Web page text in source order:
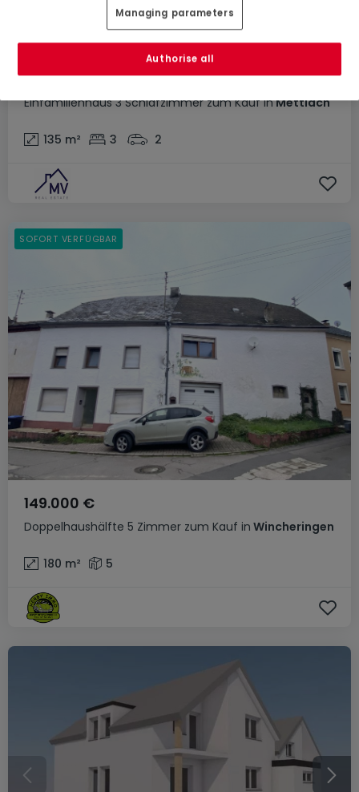
Einfamilienhaus 3 Schlafzimmer zum Kauf inMettlach
189.000 €
135 m² 3 2
Doppelhaushälfte 5 Zimmer zum Kauf in Wincheringen
149.000 €
180 m² 5
SOFORT VERFÜGBAR
Managing parameters
Authorise all